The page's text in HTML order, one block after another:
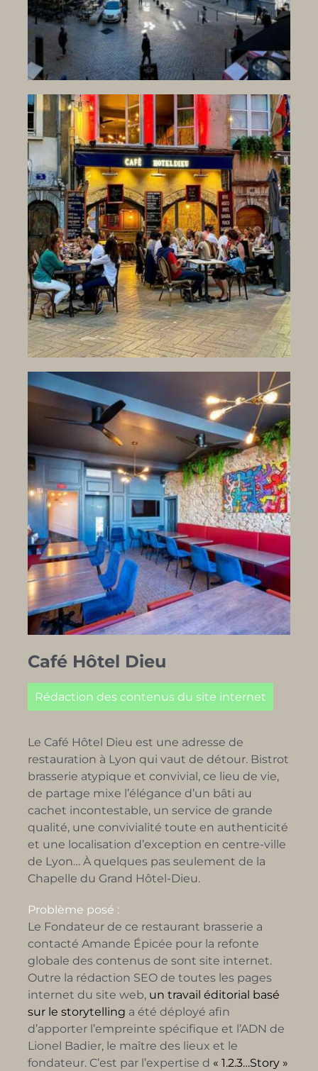
Café Hôtel Dieu
Rédaction des contenus du site internet
Le Café Hôtel Dieu est une adresse de
restauration à Lyon qui vaut de détour. Bistrot
brasserie atypique et convivial, ce lieu de vie,
de partage mixe l’élégance d’un bâti au
cachet incontestable, un service de grande
qualité, une convivialité toute en authenticité
et une localisation d’exception en centre-ville
de Lyon… À quelques pas seulement de la
Chapelle du Grand Hôtel-Dieu.
Problème posé :
Le Fondateur de ce restaurant brasserie a
contacté Amande Épicée pour la refonte
globale des contenus de sont site internet.
Outre la rédaction SEO de toutes les pages
internet du site web, un travail éditorial basé
sur le storytelling a été déployé afin
d’apporter l’empreinte spécifique et l’ADN de
Lionel Badier, le maître des lieux et le
fondateur. C’est par l’expertise d « 1.2.3…Story »